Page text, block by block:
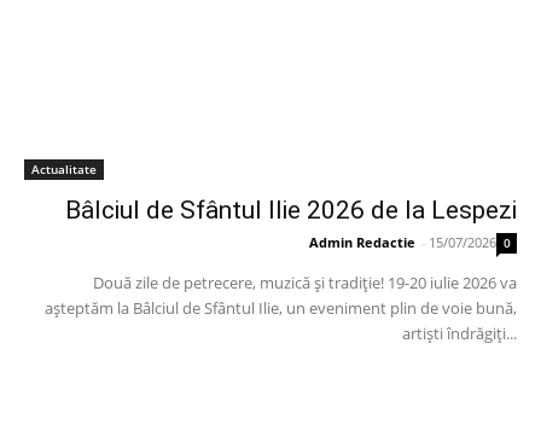
Actualitate
Bâlciul de Sfântul Ilie 2026 de la Lespezi
Admin Redactie - 15/07/2026 0
Două zile de petrecere, muzică și tradiție! 19-20 iulie 2026 va
așteptăm la Bâlciul de Sfântul Ilie, un eveniment plin de voie bună,
artiști îndrăgiți...